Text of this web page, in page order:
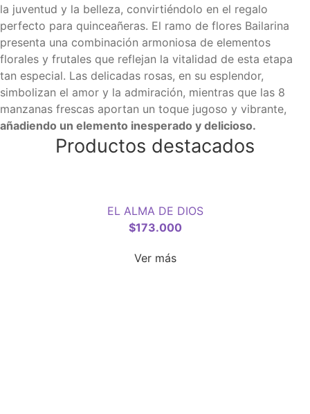
la juventud y la belleza, convirtiéndolo en el regalo
perfecto para quinceañeras. El ramo de flores Bailarina
presenta una combinación armoniosa de elementos
florales y frutales que reflejan la vitalidad de esta etapa
tan especial. Las delicadas rosas, en su esplendor,
simbolizan el amor y la admiración, mientras que las 8
manzanas frescas aportan un toque jugoso y vibrante,
añadiendo un elemento inesperado y delicioso.
Productos destacados
EL ALMA DE DIOS
$173.000
Ver más